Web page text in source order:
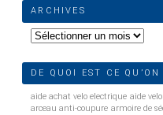
ARCHIVES
Archives
DE QUOI EST CE QU’ON
aide achat velo electrique aide
arceau anti-coupure armoire de